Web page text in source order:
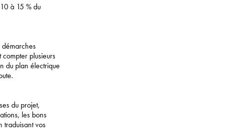
à 15 % du
démarches
plusieurs
du plan électrique
du projet,
les bons
traduisant vos